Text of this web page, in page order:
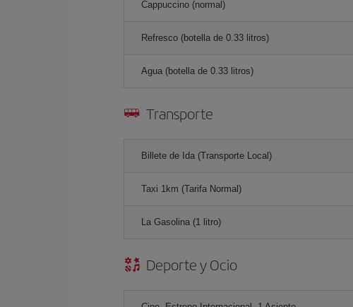
Cappuccino (normal)
Refresco (botella de 0.33 litros)
Agua (botella de 0.33 litros)
Transporte
Billete de Ida (Transporte Local)
Taxi 1km (Tarifa Normal)
La Gasolina (1 litro)
Deporte y Ocio